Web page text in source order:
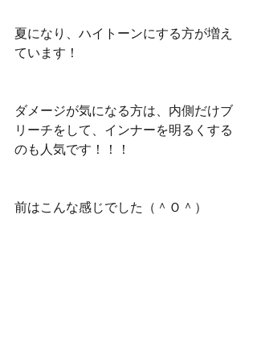
夏になり、ハイトーンにする方が増え
ています！
ダメージが気になる方は、内側だけブ
リーチをして、インナーを明るくする
のも人気です！！！
前はこんな感じでした（＾Ｏ＾）